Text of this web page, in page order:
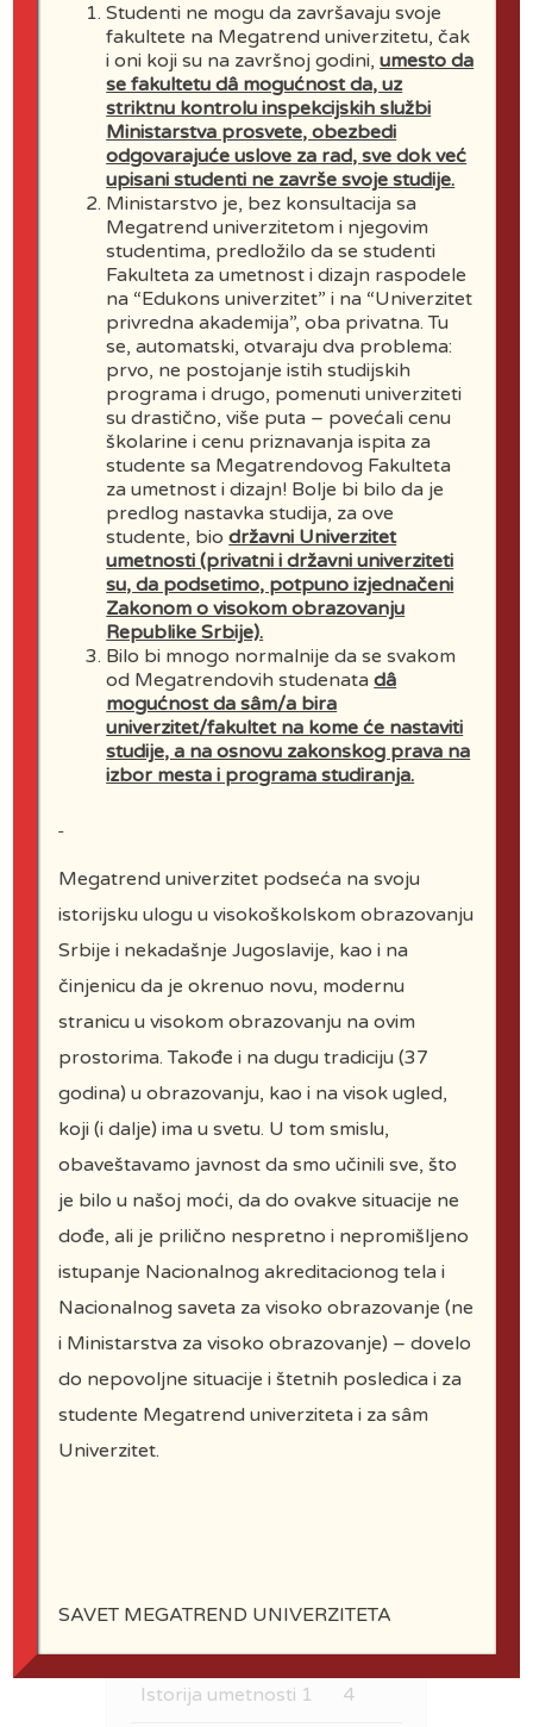
compatible with both academic and
production standards. The Faculty
has the suitable latest generation
software and a well-equipped
workshop, where students can
fully experience the process of
product creation from the idea to
its final realization.
Product design
Professors: Prof. Milan Jovanović
Award title:Bachelor in Applied
Arts
Employment opportunities:
Transport design, Design of
electronic devices, Sport design,
Tools and machines design,
Nautical design, Watches and
jewelry design, Lighting fixtures
design for foodstuffs, Design of
toys and equipment for children
and babies, Medical equipment
design, Home Appliance Design,
Pets equipment design, Video game
design, Design of character,
vehicles and techniques for the film
industry, Interior design, Packaging
design, Production of 3D CAM –
CAD models, Prototype and
models design, Creation of
presentation drawings
Istorija umetnosti 1 4
Studenti ne mogu da završavaju svoje
fakultete na Megatrend univerzitetu, čak
i oni koji su na završnoj godini,umesto da
se fakultetu dâ mogućnost da, uz
striktnu kontrolu inspekcijskih službi
Ministarstva prosvete, obezbedi
odgovarajuće uslove za rad, sve dok već
upisani studenti ne završe svoje studije.
Ministarstvo je, bez konsultacija sa
Megatrend univerzitetom i njegovim
studentima, predložilo da se studenti
Fakulteta za umetnost i dizajn raspodele
na “Edukons univerzitet” i na “Univerzitet
privredna akademija”, oba privatna. Tu
se, automatski, otvaraju dva problema:
prvo, ne postojanje istih studijskih
programa i drugo, pomenuti univerziteti
su drastično, više puta – povećali cenu
školarine i cenu priznavanja ispita za
studente sa Megatrendovog Fakulteta
za umetnost i dizajn! Bolje bi bilo da je
predlog nastavka studija, za ove
studente, biodržavni Univerzitet
umetnosti (privatni i državni univerziteti
su, da podsetimo, potpuno izjednačeni
Zakonom o visokom obrazovanju
Republike Srbije).
Bilo bi mnogo normalnije da se svakom
od Megatrendovih studenatadâ
mogućnost da sâm/a bira
univerzitet/fakultet na kome će nastaviti
studije, a na osnovu zakonskog prava na
izbor mesta i programa studiranja.
Megatrend univerzitet podseća na svoju
istorijsku ulogu u visokoškolskom obrazovanju
Srbije i nekadašnje Jugoslavije, kao i na
činjenicu da je okrenuo novu, modernu
stranicu u visokom obrazovanju na ovim
prostorima. Takođe i na dugu tradiciju (37
godina) u obrazovanju, kao i na visok ugled,
koji (i dalje) ima u svetu. U tom smislu,
obaveštavamo javnost da smo učinili sve, što
je bilo u našoj moći, da do ovakve situacije ne
dođe, ali je prilično nespretno i nepromišljeno
istupanje Nacionalnog akreditacionog tela i
Nacionalnog saveta za visoko obrazovanje (ne
i Ministarstva za visoko obrazovanje) – dovelo
do nepovoljne situacije i štetnih posledica i za
studente Megatrend univerziteta i za sâm
Univerzitet.
SAVET MEGATREND UNIVERZITETA